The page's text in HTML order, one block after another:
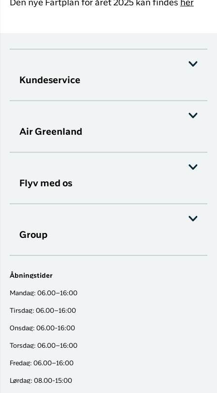
Den nye Fartplan for året 2025 kan findes her
Kundeservice
Air Greenland
Flyv med os
Group
Åbningstider
Mandag: 06.00–16:00
Tirsdag: 06.00–16:00
Onsdag: 06.00-16:00
Torsdag: 06.00–16:00
Fredag: 06.00–16:00
Lørdag: 08.00-15:00